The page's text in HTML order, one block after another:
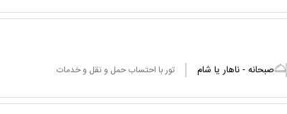
صبحانه - ناهار یا شام تور با احتساب حمل و نقل و خدمات